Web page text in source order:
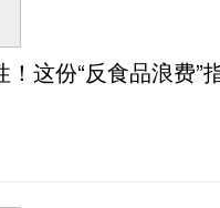
！这份“反食品浪费”